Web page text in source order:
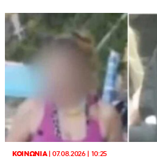
ΚΟΙΝΩΝΙΑ|07.08.2026 | 10:25